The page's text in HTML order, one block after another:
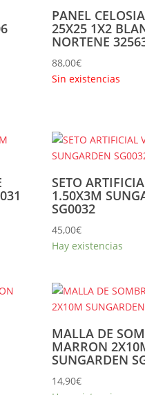
PANEL
25X25 1X2
NORTENE
88,00€
Sin existencias
SETO
1.50X3M
SG0032
45,00€
Hay existencias
MALLA DE
MARRON
SUNGARDEN
14,90€